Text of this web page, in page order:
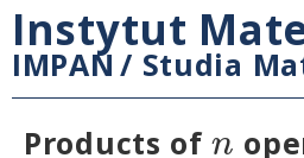
Instytut
IMPAN / Studia
Products ofn